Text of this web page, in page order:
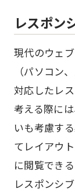
レスポン
現代のウェ
（パソコン
対応したレ
考える際に
いも考慮す
てレイアウ
に閲覧でき
レスポンシ